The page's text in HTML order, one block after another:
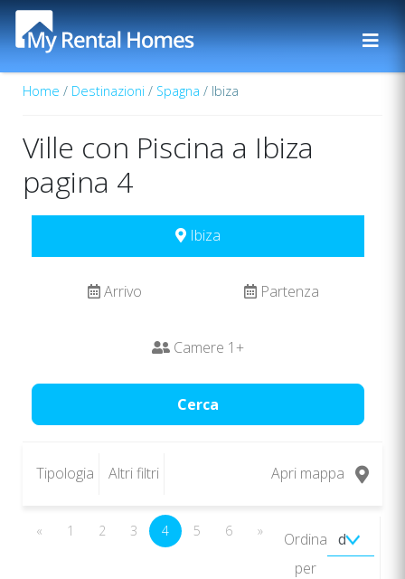
Home / Destinazioni / Spagna / Ibiza
Ville con Piscina a Ibiza
pagina 4
Ibiza
Arrivo Partenza
Camere 1+
Cerca
Tipologia Altri filtri Apri mappa
« 1 2 3 4 5 6 »
Ordina
per